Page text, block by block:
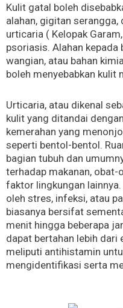
Kulit gatal boleh
alahan, gigitan
urticaria ( Kelopak
psoriasis. Alahan
wangian, atau bahan
boleh menyebabkan kulit
Urticaria, atau dikenal
kulit yang ditandai
kemerahan yang
seperti bentol-bentol.
bagian tubuh dan
terhadap makanan, obat-
faktor lingkungan
oleh stres, infeksi, atau
biasanya bersifat
menit hingga beberapa
dapat bertahan lebih dari
meliputi antihistamin
mengidentifikasi serta